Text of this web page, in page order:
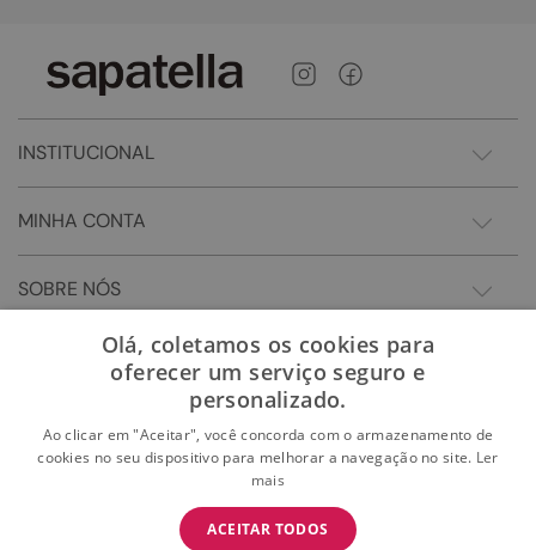
BAIXE O APP
E garanta 15% OFF na primeira compra
INSTITUCIONAL
MINHA CONTA
SOBRE NÓS
Olá, coletamos os cookies para
oferecer um serviço seguro e
personalizado.
Ao clicar em "Aceitar", você concorda com o armazenamento de
cookies no seu dispositivo para melhorar a navegação no site. Ler
mais
ACEITAR TODOS